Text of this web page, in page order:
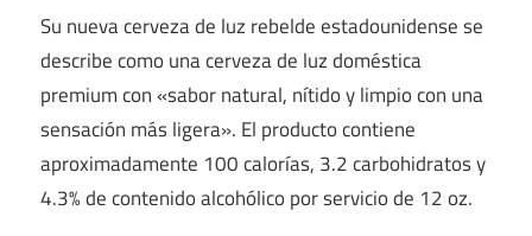
Su nueva cerveza de luz rebelde estadounidense se
describe como una cerveza de luz doméstica
premium con «sabor natural, nítido y limpio con una
sensación más ligera». El producto contiene
aproximadamente 100 calorías, 3.2 carbohidratos y
4.3% de contenido alcohólico por servicio de 12 oz.